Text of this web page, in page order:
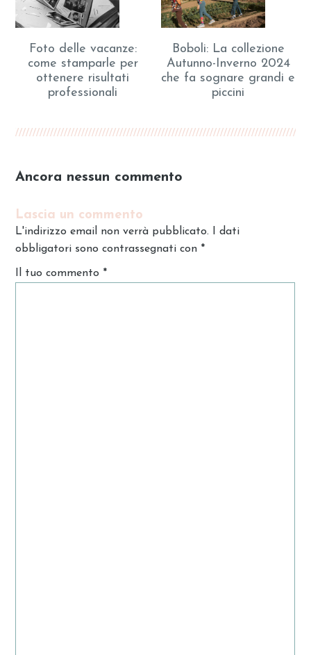
Foto delle vacanze:
come stamparle per
ottenere risultati
professionali
Boboli: La collezione
Autunno-Inverno 2024
che fa sognare grandi e
piccini
Ancora nessun commento
Lascia un commento
L'indirizzo email non verrà pubblicato. I dati
obbligatori sono contrassegnati con *
Il tuo commento *